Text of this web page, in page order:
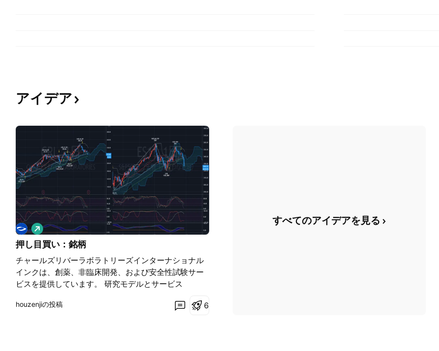
アイデア
押し目買い：銘柄
チャールズリバーラボラトリーズインターナショナル
インクは、創薬、非臨床開発、および安全性試験サー
ビスを提供しています。 研究モデルとサービス
ト（製造）の3つのセグメントで運営されています。
ロ
ン
グ
houzenjiの投稿 6
すべてのアイデアを見る